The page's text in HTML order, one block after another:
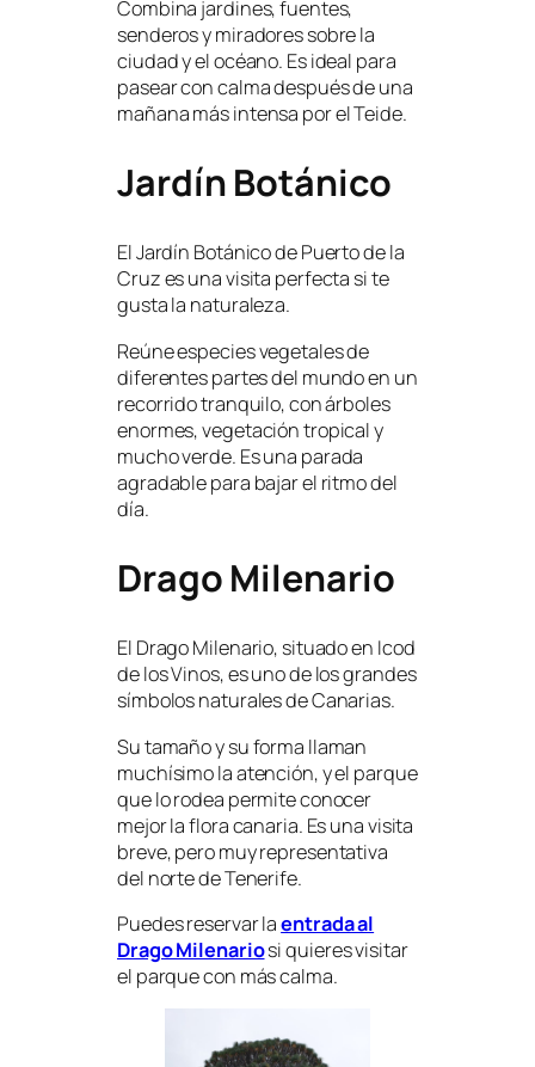
Combina jardines, fuentes,
senderos y miradores sobre la
ciudad y el océano. Es ideal para
pasear con calma después de una
mañana más intensa por el Teide.
Jardín Botánico
El Jardín Botánico de Puerto de la
Cruz es una visita perfecta si te
gusta la naturaleza.
Reúne especies vegetales de
diferentes partes del mundo en un
recorrido tranquilo, con árboles
enormes, vegetación tropical y
mucho verde. Es una parada
agradable para bajar el ritmo del
día.
Drago Milenario
El Drago Milenario, situado en Icod
de los Vinos, es uno de los grandes
símbolos naturales de Canarias.
Su tamaño y su forma llaman
muchísimo la atención, y el parque
que lo rodea permite conocer
mejor la flora canaria. Es una visita
breve, pero muy representativa
del norte de Tenerife.
Puedes reservar laentrada al
Drago Milenariosi quieres visitar
el parque con más calma.